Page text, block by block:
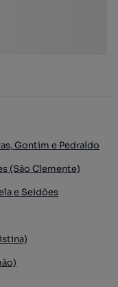
Gontim e Pedraído
(São Clemente)
e Seidões